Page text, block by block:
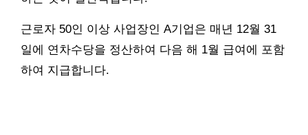
근로자 50인 이상 사업장인 A기업은 매년 12월 31
일에 연차수당을 정산하여 다음 해 1월 급여에 포함
하여 지급합니다.